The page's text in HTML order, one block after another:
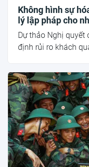
Không hình sự
lý lập pháp cho
Dự thảo Nghị quyết
định rủi ro khách